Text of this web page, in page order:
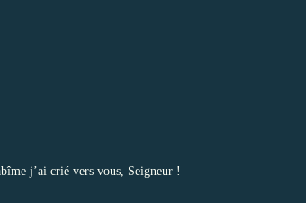
j’ai crié vers vous, Seigneur !